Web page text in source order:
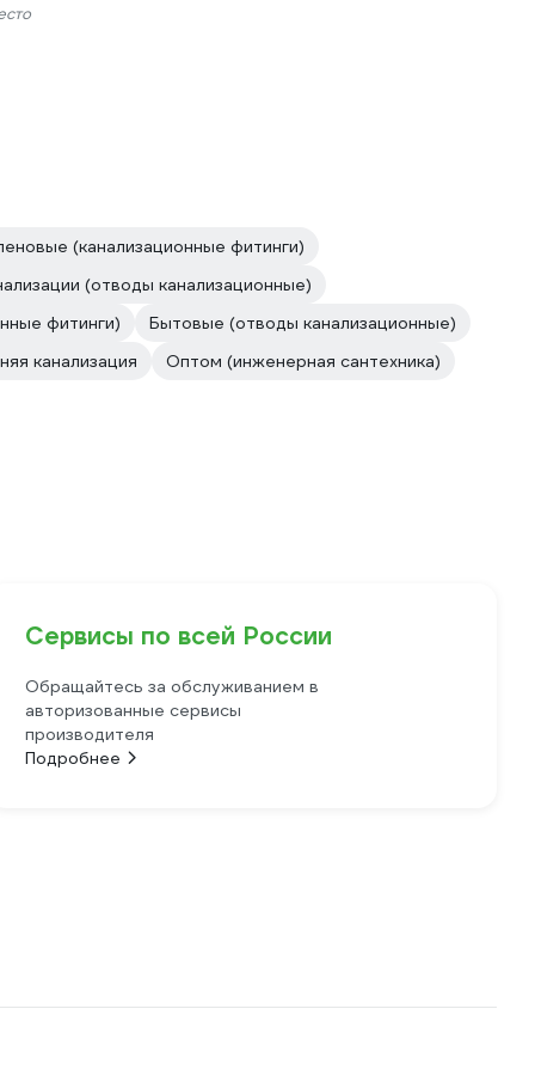
(канализационные фитинги)
(отводы канализационные)
фитинги)
Бытовые (отводы канализационные)
канализация
Оптом (инженерная сантехника)
Сервисы по всей России
Обращайтесь за обслуживанием в
авторизованные сервисы
производителя
Подробнее